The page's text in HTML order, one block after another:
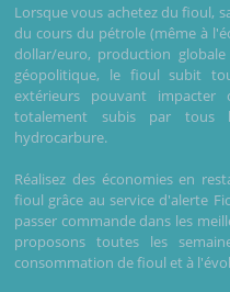
Lorsque vous achetez du fioul,
du cours du pétrole (même à
dollar/euro, production
géopolitique, le fioul subit
extérieurs pouvant
totalement subis par tous
hydrocarbure.
Réalisez des économies en
fioul grâce au service d'alerte
passer commande dans les
proposons toutes les
consommation de fioul et à